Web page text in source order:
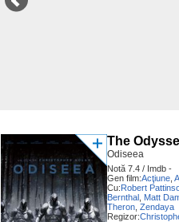
The
Odiseea
Notă 7.4 / Imdb -
Gen film:Acţiune
Cu:Robert
Bernthal Matt
Theron Zendaya
Regizor: